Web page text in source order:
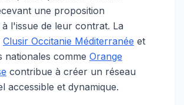
une proposition
l'issue de leur contrat. La
Clusir Occitanie Méditerranée et
nationales comme Orange
contribue à créer un réseau
accessible et dynamique.